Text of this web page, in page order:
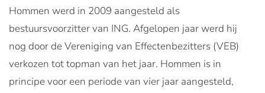
Hommen werd in 2009 aangesteld als
bestuursvoorzitter van ING. Afgelopen jaar werd hij
nog door de Vereniging van Effectenbezitters (VEB)
verkozen tot topman van het jaar. Hommen is in
principe voor een periode van vier jaar aangesteld,